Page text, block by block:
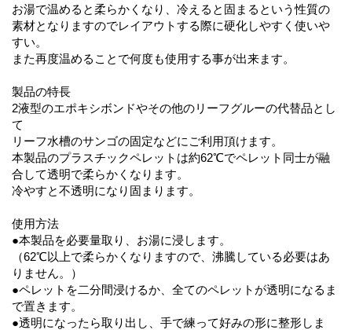
お湯で温めると柔らかくなり、冷えると固まるという性質の
素材となりますのでレイアウトする際に硬化しやすく使いや
すい。
また再度温めることで何度も使用する事が出来ます。
製品の特長
2液型のエポキシボンドやその他のリーフグルーの代替品とし
て
リーフ水槽のサンゴの固定などにご利用頂けます。
本製品のプラスチックペレットは約62℃でペレット同士が融
合して透明で柔らかくなります。
冷やすと不透明になり固まります。
使用方法
●本製品を必要量取り、お湯に浸します。
（62℃以上で柔らかくなりますので、沸騰している必要はあ
りません。）
●ペレットを二分間浸けるか、全てのペレットが透明になるま
で置きます。
●透明になったら取り出し、手で練って好みの形に整形しま